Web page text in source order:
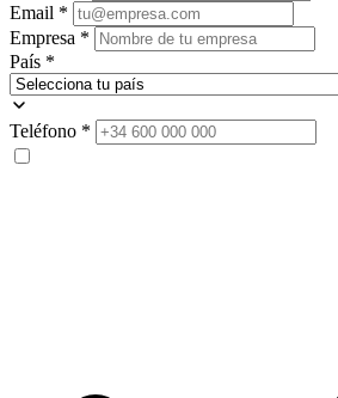
Email *
Empresa *
País *
Teléfono *